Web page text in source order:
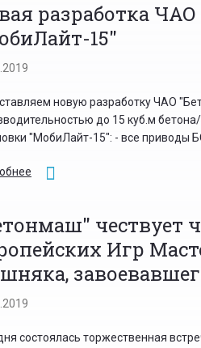
разработка
15"
новую разработку ЧАО
до 15 куб.м
"МобиЛайт-15": - все приводы
чествует
Игр
состоялась торжественная